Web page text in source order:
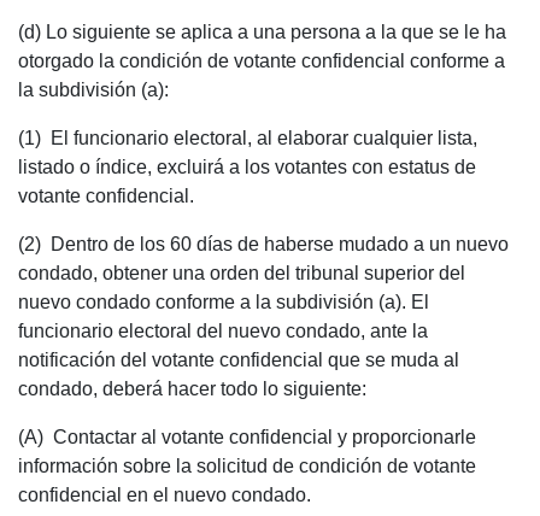
(d) Lo siguiente se aplica a una persona a la que se le ha
otorgado la condición de votante confidencial conforme a
la subdivisión (a):
(1) El funcionario electoral, al elaborar cualquier lista,
listado o índice, excluirá a los votantes con estatus de
votante confidencial.
(2) Dentro de los 60 días de haberse mudado a un nuevo
condado, obtener una orden del tribunal superior del
nuevo condado conforme a la subdivisión (a). El
funcionario electoral del nuevo condado, ante la
notificación del votante confidencial que se muda al
condado, deberá hacer todo lo siguiente:
(A) Contactar al votante confidencial y proporcionarle
información sobre la solicitud de condición de votante
confidencial en el nuevo condado.